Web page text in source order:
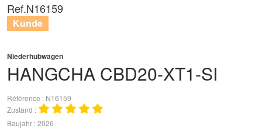
HANGCHA CBD20-XT1-SI
Niederhubwagen
Référence
N16159
Zustand
Baujahr 2026
Ref.N16159
Kunde